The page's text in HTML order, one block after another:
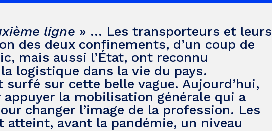
ligne » … Les transporteurs et leurs
des deux confinements, d’un coup de
mais aussi l’État, ont reconnu
logistique dans la vie du pays.
sur cette belle vague. Aujourd’hui,
la mobilisation générale qui a
changer l’image de la profession. Les
avant la pandémie, un niveau